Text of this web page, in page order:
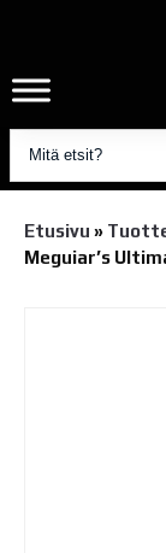
Etusivu »
Meguiar’s